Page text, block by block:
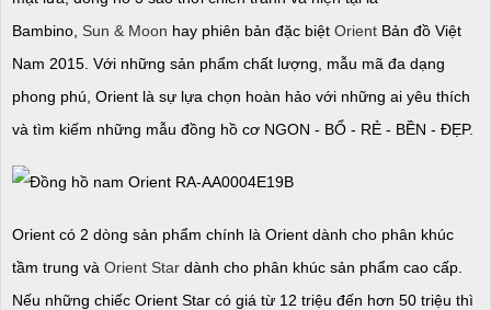
Bambino, Sun & Moon hay phiên bản đặc biệt Orient Bản đồ Việt
Nam 2015. Với những sản phẩm chất lượng, mẫu mã đa dạng
phong phú, Orient là sự lựa chọn hoàn hảo với những ai yêu thích
và tìm kiếm những mẫu đồng hồ cơ NGON - BỔ - RẺ - BỀN - ĐẸP.
Orient có 2 dòng sản phẩm chính là Orient dành cho phân khúc
tầm trung và Orient Star dành cho phân khúc sản phẩm cao cấp.
Nếu những chiếc Orient Star có giá từ 12 triệu đến hơn 50 triệu thì